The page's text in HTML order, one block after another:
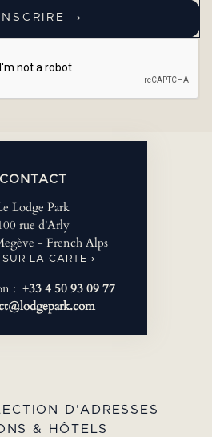
CONTACT
Lodge Park
rue d'Arly
- French Alps
SUR LA CARTE ›
: +33 4 50 93 09 77
D'ADRESSES
& HÔTELS